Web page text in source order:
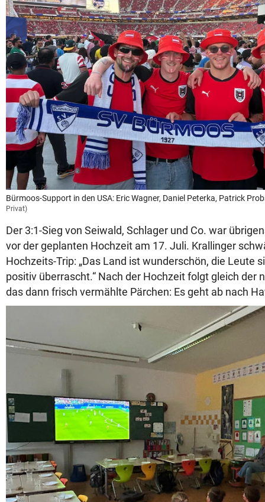
Bürmoos-Support in den USA: Eric Wagner, Daniel Peterka, Patrick
Privat)
Der 3:1-Sieg von Seiwald, Schlager und Co. war
vor der geplanten Hochzeit am 17. Juli. Krallinger
Hochzeits-Trip: „Das Land ist wunderschön, die Leute
positiv überrascht.“ Nach der Hochzeit folgt gleich der
das dann frisch vermählte Pärchen: Es geht ab nach